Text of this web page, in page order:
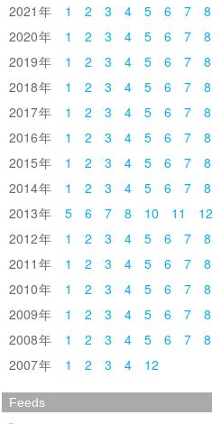
2021
1 2 3 4 5 6 7 8
2020
1 2 3 4 5 6 7 8
2019
1 2 3 4 5 6 7 8
2018
1 2 3 4 5 6 7 8
2017
1 2 3 4 5 6 7 8
2016
1 2 3 4 5 6 7 8
2015
1 2 3 4 5 6 7 8
2014
1 2 3 4 5 6 7 8
2013
5 6 7 8 10 11
12
2012
1 2 3 4 5 6 7 8
2011
1 2 3 4 5 6 7 8
2010
1 2 3 4 5 6 7 8
2009
1 2 3 4 5 6 7 8
2008
1 2 3 4 5 6 7 8
2007
1 2 3 4 12
Feeds